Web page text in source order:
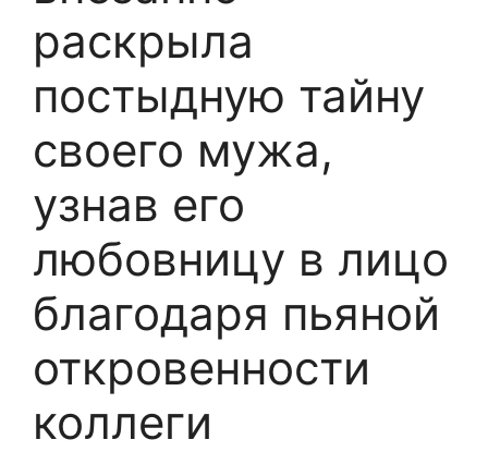
раскрыла
постыдную тайну
своего мужа,
узнав его
любовницу в лицо
благодаря пьяной
откровенности
коллеги